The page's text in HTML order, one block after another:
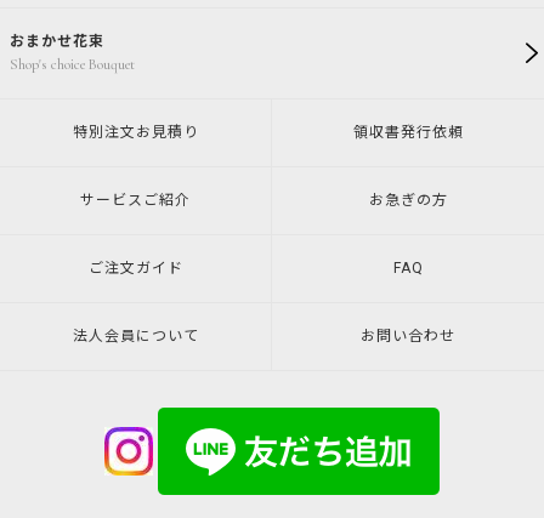
おまかせ花束
Shop's choice Bouquet
特別注文 お見積り 領収書発行依頼
サービスご紹介 お急ぎの方
ご注文ガイド FAQ
法人会員について お問い合わせ